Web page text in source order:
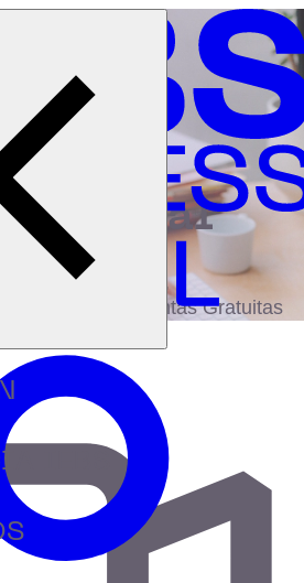
IEBS
SEO
digital
Recursos, Guías,
y Herramientas Gratuitas